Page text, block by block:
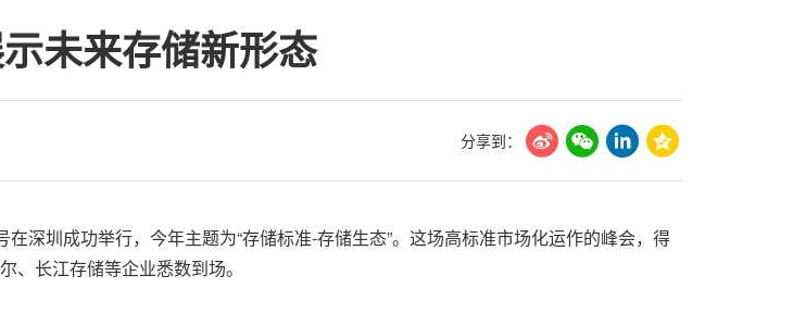
投资并购
美国临床肿瘤学会(ASCO)
能源化工与环保
马来西亚
未来存储新形态
分享到：
深圳成功举行，今年主题为“存储标准-存储生态”。这场高标准市场化运作的峰会，得
、长江存储等企业悉数到场。